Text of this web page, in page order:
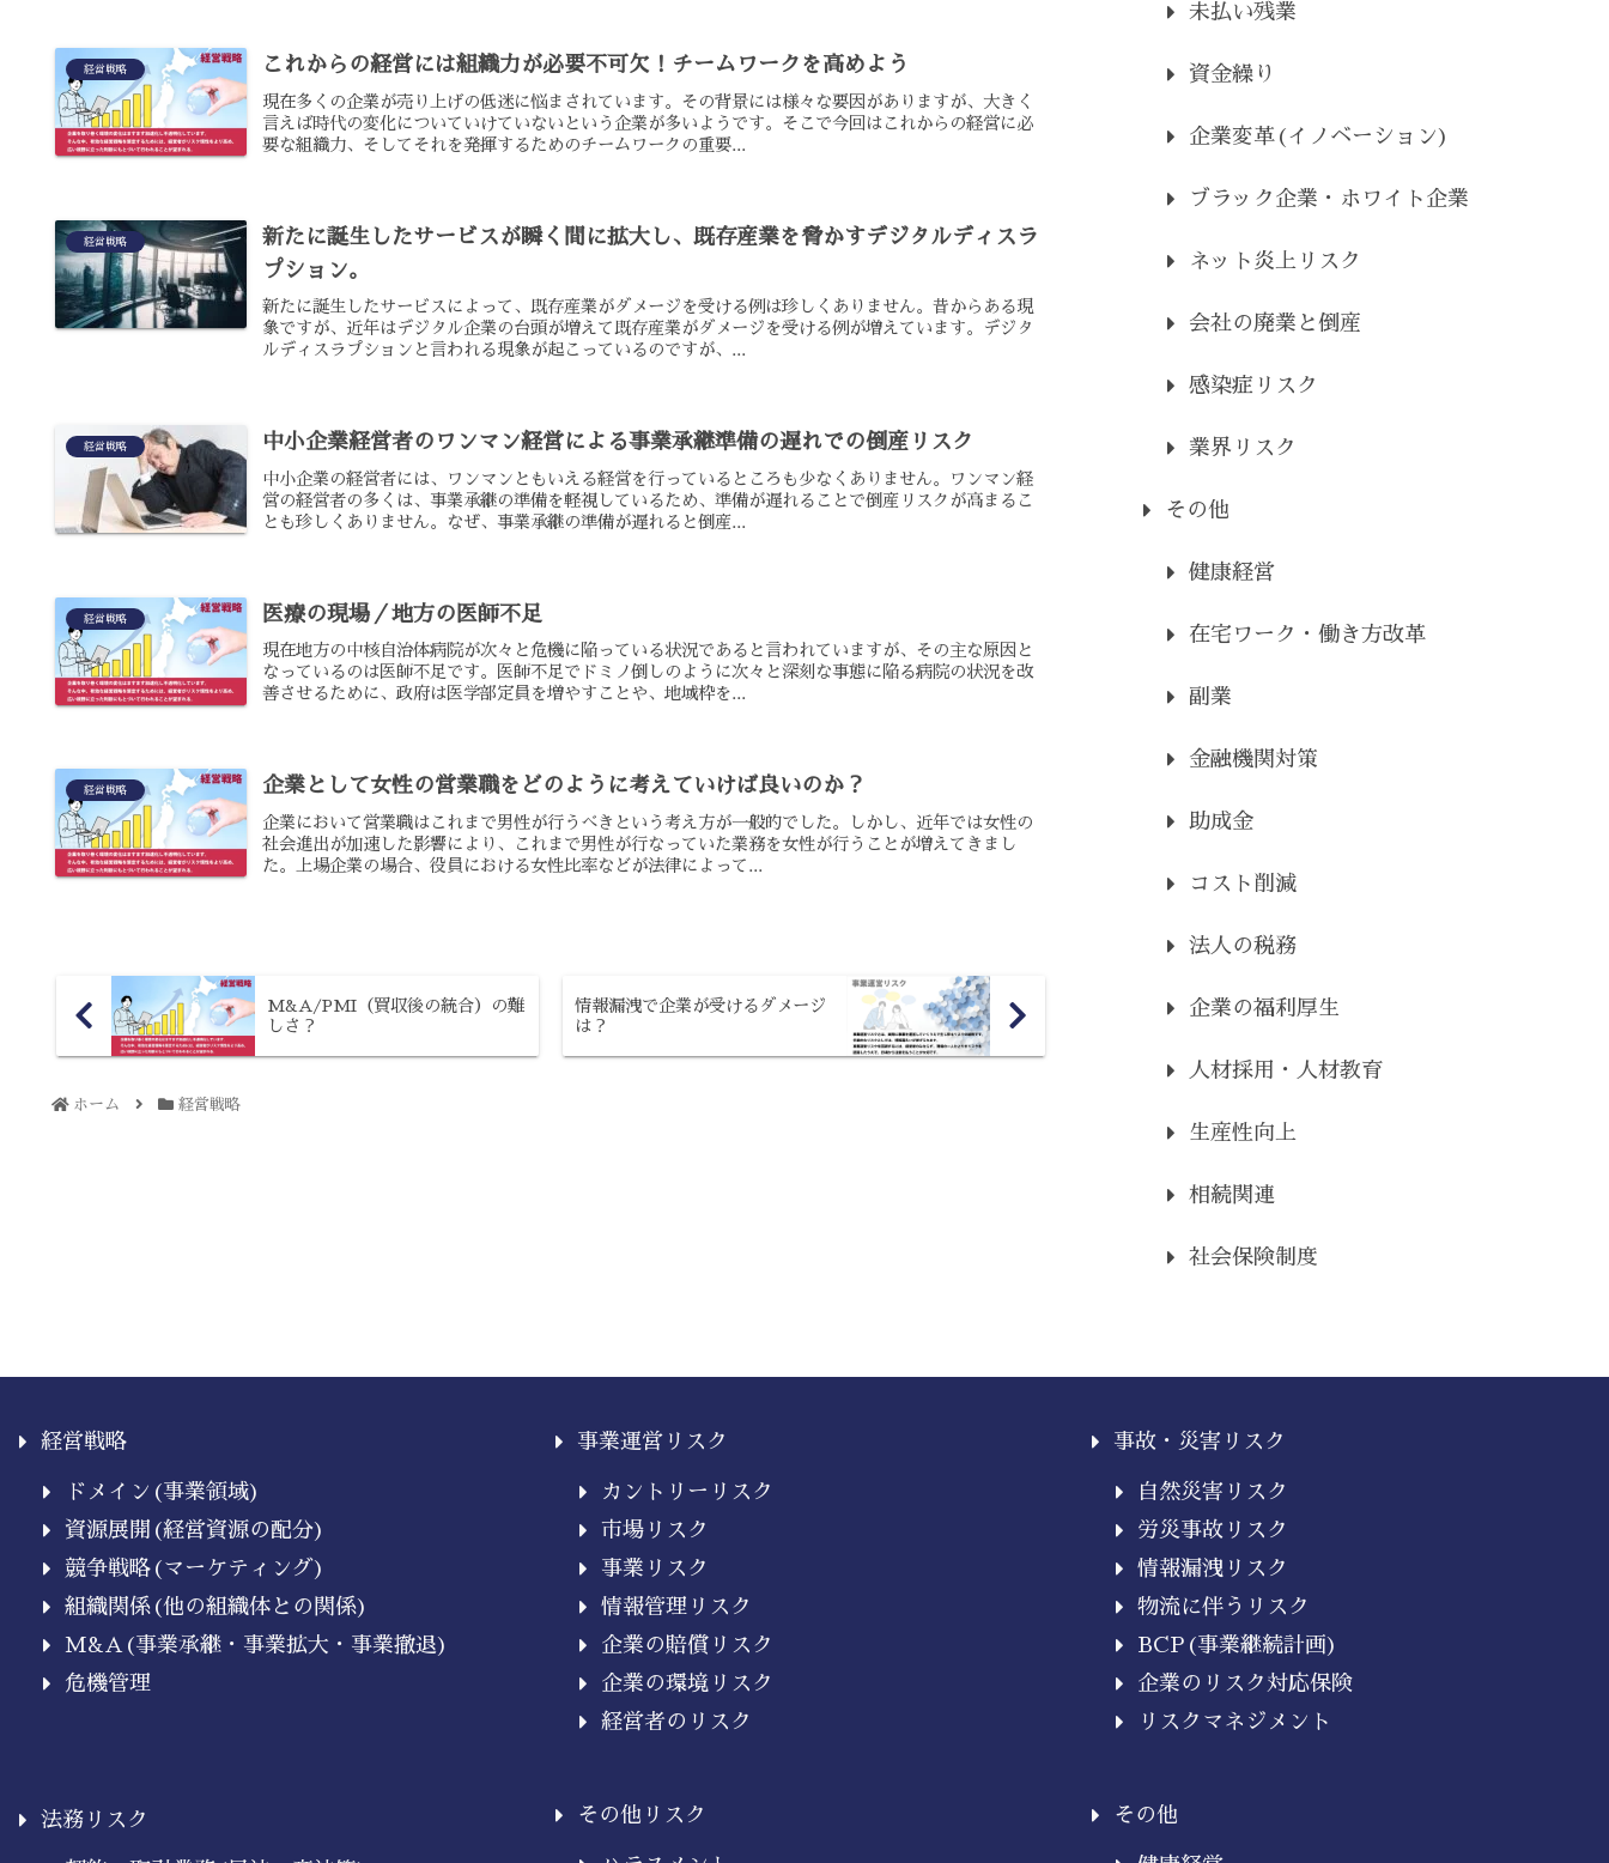
経営戦略 これからの経営には組織力が必要不可欠！チームワークを高めよう
現在多くの企業が売り上げの低迷に悩まされています。その背景には様々な要因がありますが、大きく
言えば時代の変化についていけていないという企業が多いようです。そこで今回はこれからの経営に必
要な組織力、そしてそれを発揮するためのチームワークの重要...
経営戦略
新たに誕生したサービスが瞬く間に拡大し、既存産業を脅かすデジタルディスラ
プション。
新たに誕生したサービスによって、既存産業がダメージを受ける例は珍しくありません。昔からある現
象ですが、近年はデジタル企業の台頭が増えて既存産業がダメージを受ける例が増えています。デジタ
ルディスラプションと言われる現象が起こっているのですが、...
経営戦略 中小企業経営者のワンマン経営による事業承継準備の遅れでの倒産リスク
中小企業の経営者には、ワンマンともいえる経営を行っているところも少なくありません。ワンマン経
営の経営者の多くは、事業承継の準備を軽視しているため、準備が遅れることで倒産リスクが高まるこ
とも珍しくありません。なぜ、事業承継の準備が遅れると倒産...
経営戦略 医療の現場／地方の医師不足
現在地方の中核自治体病院が次々と危機に陥っている状況であると言われていますが、その主な原因と
なっているのは医師不足です。医師不足でドミノ倒しのように次々と深刻な事態に陥る病院の状況を改
善させるために、政府は医学部定員を増やすことや、地域枠を...
経営戦略 企業として女性の営業職をどのように考えていけば良いのか？
企業において営業職はこれまで男性が行うべきという考え方が一般的でした。しかし、近年では女性の
社会進出が加速した影響により、これまで男性が行なっていた業務を女性が行うことが増えてきまし
た。上場企業の場合、役員における女性比率などが法律によって...
M&A/PMI（買収後の統合）の難
しさ？
情報漏洩で企業が受けるダメージ
は？
ホーム 経営戦略
未払い残業
資金繰り
企業変革(イノベーション)
ブラック企業・ホワイト企業
ネット炎上リスク
会社の廃業と倒産
感染症リスク
業界リスク
その他
健康経営
在宅ワーク・働き方改革
副業
金融機関対策
助成金
コスト削減
法人の税務
企業の福利厚生
人材採用・人材教育
生産性向上
相続関連
社会保険制度
経営戦略
ドメイン(事業領域)
資源展開(経営資源の配分)
競争戦略(マーケティング)
組織関係(他の組織体との関係)
M&A(事業承継・事業拡大・事業撤退)
危機管理
法務リスク
事業運営リスク
カントリーリスク
市場リスク
事業リスク
情報管理リスク
企業の賠償リスク
企業の環境リスク
経営者のリスク
その他リスク
事故・災害リスク
自然災害リスク
労災事故リスク
情報漏洩リスク
物流に伴うリスク
BCP(事業継続計画)
企業のリスク対応保険
リスクマネジメント
その他